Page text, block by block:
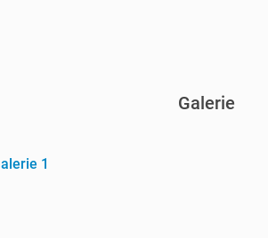
Galerie